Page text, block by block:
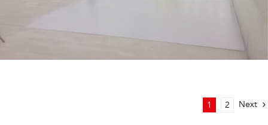
1 2 Next